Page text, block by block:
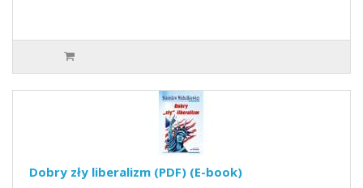
Dobry zły liberalizm (PDF) (E-book)